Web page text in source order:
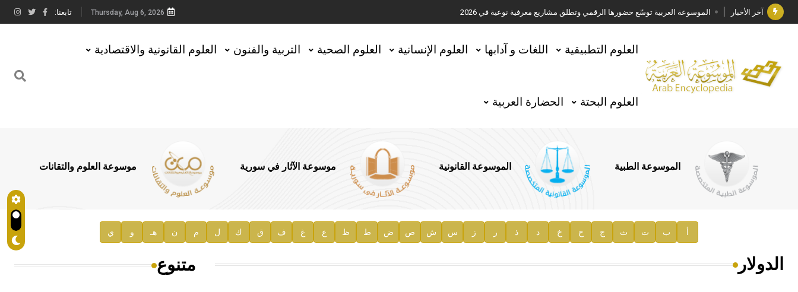
آخر الأخبار الموسوعة العربية توسّع حضورها الرقمي وتطلق مشاريع معرفية نوعية في 2026
جائزة مجمع الملك سلمان العالمي للغة العربية 2025
الأستاذ إياد خالد الطباع مدير عام لهيئة الموسوعة العربية
السيد محمد ياسين صالح وزيرا للثقافة
توصيات مجلس الإدارة
صدور المجلد السابع من موسوعة الآثار في سورية
إعلان..
Thursday, Aug 6, 2026 تابعنا:
العلوم التطبيقية اللغات و آدابها العلوم الإنسانية العلوم الصحية التربية والفنون العلوم القانونية والاقتصادية
العلوم البحتة الحضارة العربية
الموسوعة الطبية الموسوعة القانونية موسوعة الآثار في سورية موسوعة العلوم والتقانات
أ ب ت ث ج ح خ د ذ ر ز س ش ص ض ط ظ ع غ ف ق ك ل م ن هـ و ي
الدولار متنوع